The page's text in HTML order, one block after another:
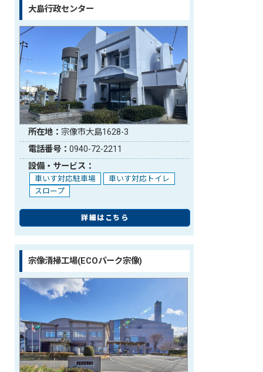
大島行政センター
所在地：宗像市大島1628-3
電話番号：0940-72-2211
設備・サービス：
車いす対応駐車場
車いす対応トイレ
スロープ
詳細はこちら
宗像清掃工場(ECOパーク宗像)